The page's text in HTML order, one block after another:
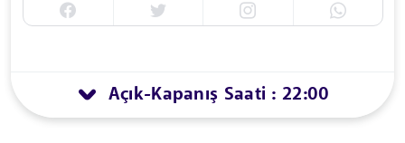
Açık-Kapanış Saati : 22:00